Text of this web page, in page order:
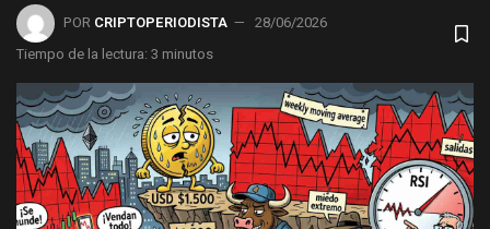
POR CRIPTOPERIODISTA
28/06/2026
Tiempo de la lectura: 3 minutos